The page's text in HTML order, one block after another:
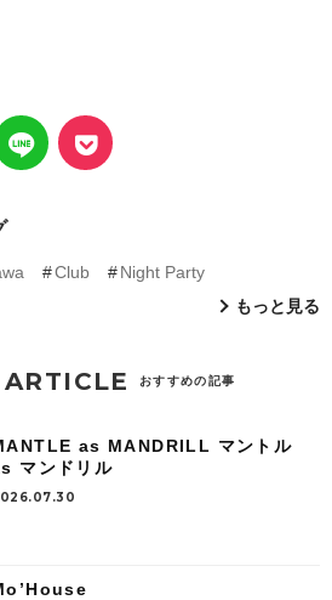
Club
Night Party
もっと見る
おすすめの記事
as MANDRILL マントル
マンドリル